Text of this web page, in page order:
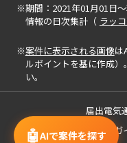
🤖AIで案件を探す
※期間：2021年01月01日
情報の日次集計（ ラッ
※案件に表示される画像は
ルポイントを基に作成
い。
届出電気
「中小M&A